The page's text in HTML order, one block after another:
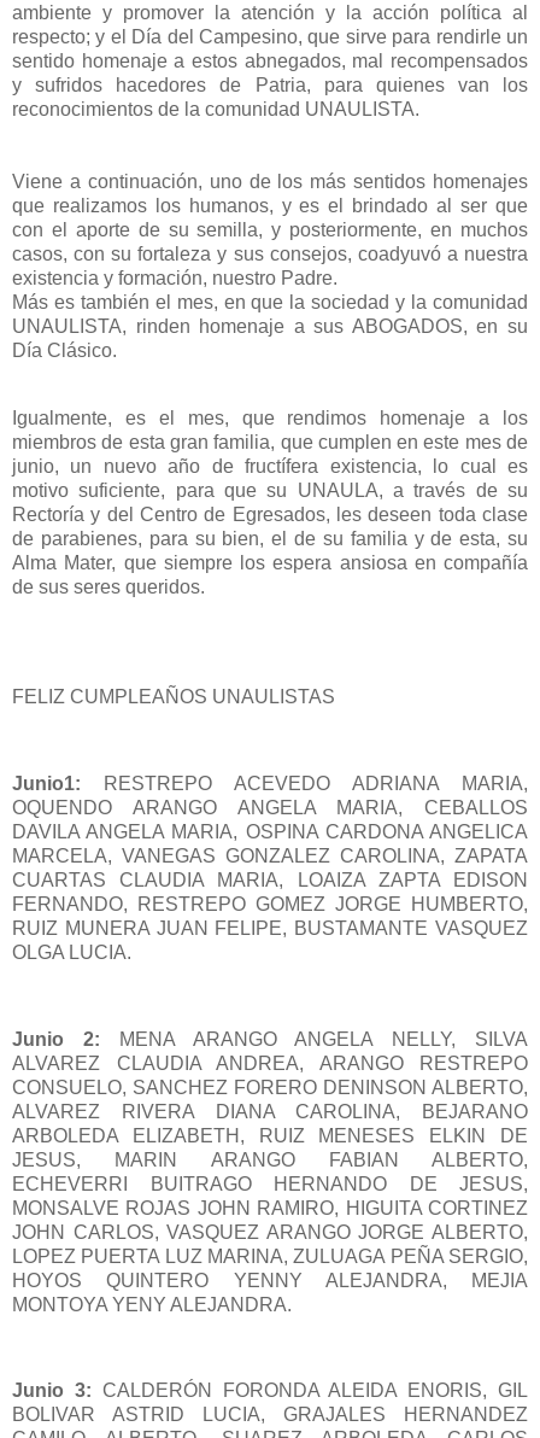
ambiente y promover la atención y la acción política al
respecto; y el Día del Campesino, que sirve para rendirle un
sentido homenaje a estos abnegados, mal recompensados
y sufridos hacedores de Patria, para quienes van los
reconocimientos de la comunidad UNAULISTA.
Viene a continuación, uno de los más sentidos homenajes
que realizamos los humanos, y es el brindado al ser que
con el aporte de su semilla, y posteriormente, en muchos
casos, con su fortaleza y sus consejos, coadyuvó a nuestra
existencia y formación, nuestro Padre.
Más es también el mes, en que la sociedad y la comunidad
UNAULISTA, rinden homenaje a sus ABOGADOS, en su
Día Clásico.
Igualmente, es el mes, que rendimos homenaje a los
miembros de esta gran familia, que cumplen en este mes de
junio, un nuevo año de fructífera existencia, lo cual es
motivo suficiente, para que su UNAULA, a través de su
Rectoría y del Centro de Egresados, les deseen toda clase
de parabienes, para su bien, el de su familia y de esta, su
Alma Mater, que siempre los espera ansiosa en compañía
de sus seres queridos.
FELIZ CUMPLEAÑOS UNAULISTAS
Junio1: RESTREPO ACEVEDO ADRIANA MARIA,
OQUENDO ARANGO ANGELA MARIA, CEBALLOS
DAVILA ANGELA MARIA, OSPINA CARDONA ANGELICA
MARCELA, VANEGAS GONZALEZ CAROLINA, ZAPATA
CUARTAS CLAUDIA MARIA, LOAIZA ZAPTA EDISON
FERNANDO, RESTREPO GOMEZ JORGE HUMBERTO,
RUIZ MUNERA JUAN FELIPE, BUSTAMANTE VASQUEZ
OLGA LUCIA.
Junio 2: MENA ARANGO ANGELA NELLY, SILVA
ALVAREZ CLAUDIA ANDREA, ARANGO RESTREPO
CONSUELO, SANCHEZ FORERO DENINSON ALBERTO,
ALVAREZ RIVERA DIANA CAROLINA, BEJARANO
ARBOLEDA ELIZABETH, RUIZ MENESES ELKIN DE
JESUS, MARIN ARANGO FABIAN ALBERTO,
ECHEVERRI BUITRAGO HERNANDO DE JESUS,
MONSALVE ROJAS JOHN RAMIRO, HIGUITA CORTINEZ
JOHN CARLOS, VASQUEZ ARANGO JORGE ALBERTO,
LOPEZ PUERTA LUZ MARINA, ZULUAGA PEÑA SERGIO,
HOYOS QUINTERO YENNY ALEJANDRA, MEJIA
MONTOYA YENY ALEJANDRA.
Junio 3: CALDERÓN FORONDA ALEIDA ENORIS, GIL
BOLIVAR ASTRID LUCIA, GRAJALES HERNANDEZ